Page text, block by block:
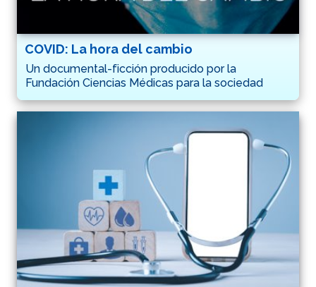
COVID: La hora del cambio
Un documental-ficción producido por la
Fundación Ciencias Médicas para la sociedad